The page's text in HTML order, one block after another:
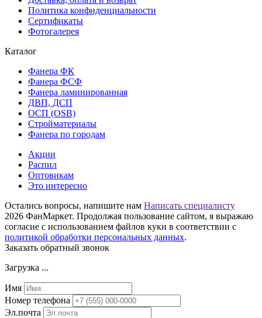
Политика конфиденциальности
Сертификаты
Фотогалерея
Каталог
Фанера ФК
Фанера ФСФ
Фанера ламинированная
ДВП, ДСП
ОСП (OSB)
Стройматериалы
Фанера по городам
Акции
Распил
Оптовикам
Это интересно
Остались вопросы, напишите нам Написать специалисту
2026 ФанМаркет. Продолжая пользование сайтом, я выражаю
согласие с использованием файлов куки в соответствии с
политикой обработки персональных данных.
Заказать обратный звонок
Загрузка ...
Имя
Номер телефона
Эл.почта